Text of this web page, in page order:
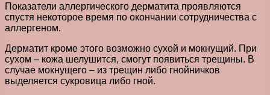
Показатели аллергического дерматита проявляются
спустя некоторое время по окончании сотрудничества с
аллергеном.
Дерматит кроме этого возможно сухой и мокнущий. При
сухом – кожа шелушится, смогут появиться трещины. В
случае мокнущего – из трещин либо гнойничков
выделяется сукровица либо гной.